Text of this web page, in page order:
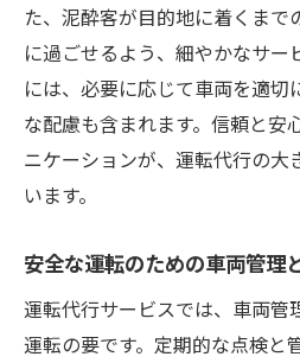
信頼できる業者の見
利用者の口コミを参
価格だけではないサ
安全性を重視した選び
運転代行で泥酔客を守る
夜間の運転における
防犯対策としての運
た、泥酔客が目的地に着くま
に過ごせるよう、細やかなサー
には、必要に応じて車両を適
な配慮も含まれます。信頼と安
ニケーションが、運転代行の大
います。
安全な運転のための車両管理
運転代行サービスでは、車両管
運転の要です。定期的な点検と